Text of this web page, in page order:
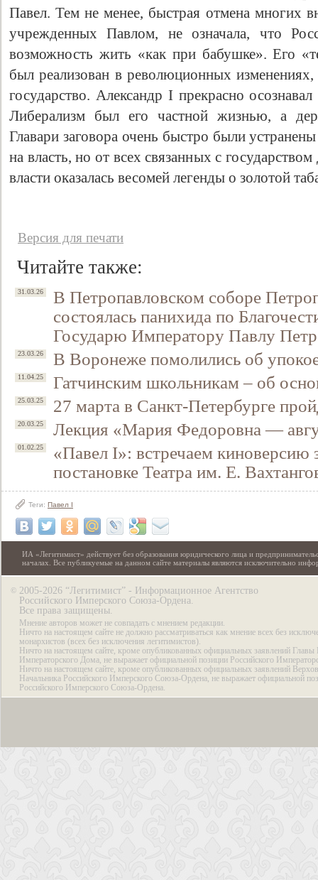
Павел. Тем не менее, быстрая отмена многих
учрежденных Павлом, не означала, что
возможность жить «как при бабушке». Его
был реализован в революционных
государство. Александр I прекрасно
Либерализм был его частной жизнью, а
Главари заговора очень быстро были
на власть, но от всех связанных с
власти оказалась весомей легенды о золотой
Версия для печати
Читайте также:
31.03.26
В Петропавловском соборе
состоялась панихида по
Государю Императору Павлу
23.03.26 В Воронеже помолились об
11.04.25 Гатчинским школьникам – об
25.03.25 27 марта в Санкт-Петербурге
20.03.25 Лекция «Мария Федоровна —
01.02.25
«Павел I»: встречаем киноверсию
постановке Театра им. Е.
Теги: Павел I
ИА «Легитимист» действует без образования юридического лица и
началах. Все публикуемые на данном сайте материалы являются исключительно
© 2005-2026 “Легитимист” - Информационное Агентство
Российского Имперского Союза-Ордена.
Все права защищены.
Мнение авторов может не совпадать с мнением редакции.
Ничто на настоящем сайте не должно рассматриваться как мнение всех без
монархистов (всех без исключения легитимистов).
Ничто на настоящем сайте, кроме опубликованных официальных заявлений Главы
Императорского Дома, не выражает официальной позиции Российского
Ничто на настоящем сайте, кроме опубликованных официальных заявлений
Начальника Российского Имперского Союза-Ордена, не выражает официальной
Российского Имперского Союза-Ордена.